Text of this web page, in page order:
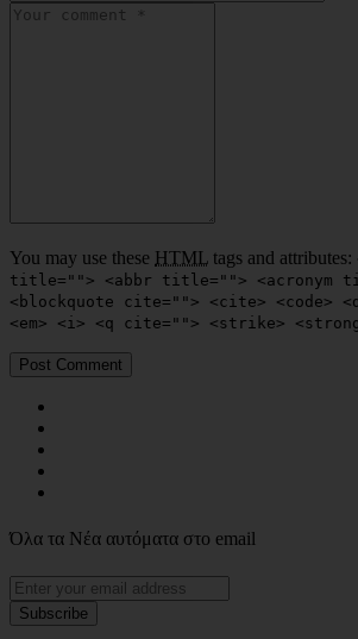
You may use these HTML tags and attributes:
title=""> <abbr title=""> <acronym
<blockquote cite=""> <cite> <code>
<em> <i> <q cite=""> <strike>
Όλα τα Νέα αυτόματα στο email